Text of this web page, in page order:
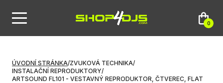
0
ÚVODNÍ STRÁNKA/ZVUKOVÁ TECHNIKA/
INSTALAČNÍ REPRODUKTORY/
ARTSOUND FL101 - VESTAVNÝ REPRODUKTOR, ČTVEREC, FLAT